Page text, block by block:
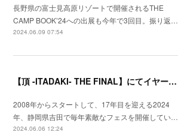
長野県の富士見高原リゾートで開催されるTHE
CAMP BOOKʼ24への出展も今年で3回目。振り返…
2024.06.09 07:54
【頂 -ITADAKI- THE FINAL】にてイヤーマフ・レンド・プログラムを実施いたしました。
2008年からスタートして、17年目を迎える2024
年、静岡県吉田で毎年素敵なフェスを開催してい…
2024.06.06 12:24